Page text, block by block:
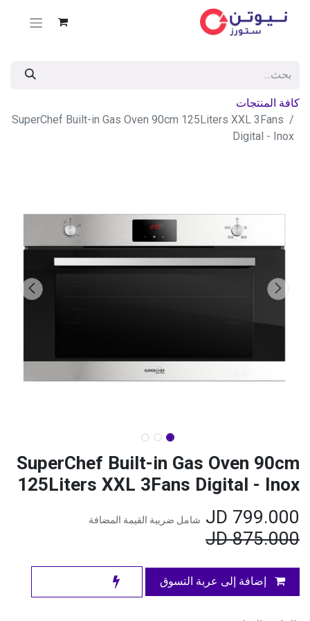
كافة المنتجات
SuperChef Built-in Gas Oven 90cm 125Liters XXL 3Fans
Digital - Inox
SuperChef Built-in Gas Oven 90cm
125Liters XXL 3Fans Digital - Inox
799.000
شامل ضريبة القيمة المضافة
875.000
JD
إضافة إلى عربة التسوق